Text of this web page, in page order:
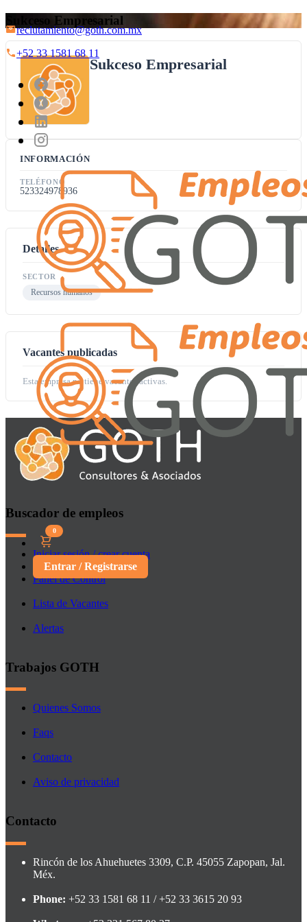
reclutamiento@goth.com.mx
+52 33 1581 68 11
0
Entrar / Registrarse
Sukceso Empresarial
Detalles
SECTOR
Recursos humanos
Vacantes publicadas
Esta empresa no tiene vacantes activas.
Sukceso Empresarial
INFORMACIÓN
TELÉFONO
523324978936
Buscador de empleos
Iniciar sesión / crear cuenta
Panel de Control
Lista de Vacantes
Alertas
Trabajos GOTH
Quienes Somos
Faqs
Contacto
Aviso de privacidad
Contacto
Rincón de los Ahuehuetes 3309, C.P. 45055 Zapopan, Jal.
Méx.
Phone: +52 33 1581 68 11 / +52 33 3615 20 93